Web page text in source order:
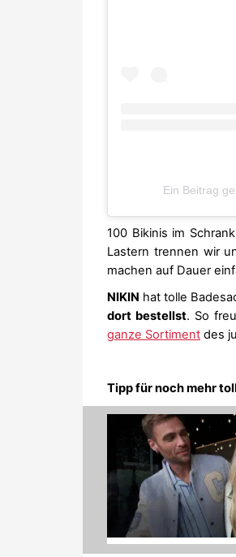
Ein Beitrag
100 Bikinis im
Lastern trennen wir
machen auf Dauer
NIKIN hat tolle
dort bestellst. So
ganze Sortiment des
Tipp für noch mehr